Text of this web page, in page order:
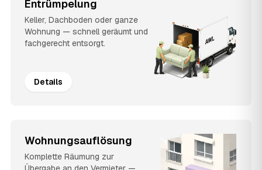
Entrümpelung
Keller, Dachboden oder ganze
Wohnung — schnell geräumt und
fachgerecht entsorgt.
Details
Wohnungsauflösung
Komplette Räumung zur